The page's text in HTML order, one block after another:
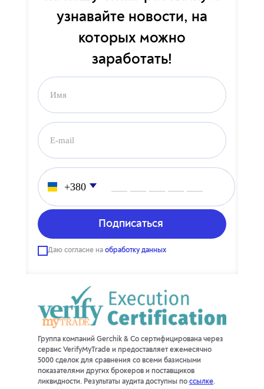
узнавайте новости, на
которых можно
заработать!
Даю согласие на обработку данных
Группа компаний Gerchik & Co сертифицирована через
сервис VerifyMyTrade и предоставляет ежемесячно
5000 сделок для сравнения со всеми базисными
показателями других брокеров и поставщиков
ликвидности. Результаты аудита доступны по ссылке.